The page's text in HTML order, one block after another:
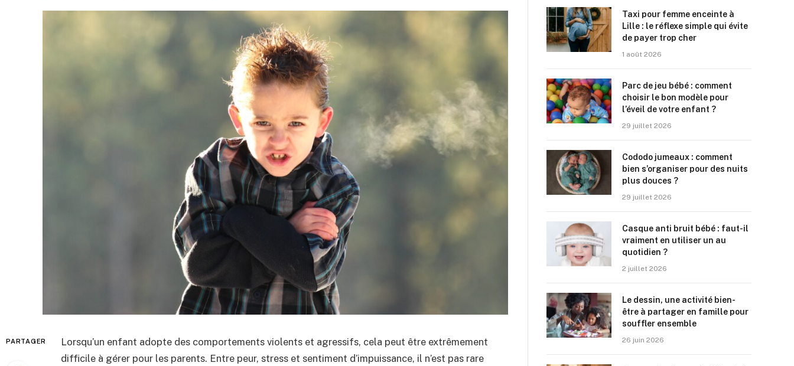
PARTAGER
Lorsqu’un enfant adopte des comportements violents et agressifs, cela peut être extrêmement
difficile à gérer pour les parents. Entre peur, stress et sentiment d’impuissance, il n’est pas rare
Taxi pour femme enceinte à
Lille : le réflexe simple qui évite
de payer trop cher
1 août 2026
Parc de jeu bébé : comment
choisir le bon modèle pour
l’éveil de votre enfant ?
29 juillet 2026
Cododo jumeaux : comment
bien s’organiser pour des nuits
plus douces ?
29 juillet 2026
Casque anti bruit bébé : faut-il
vraiment en utiliser un au
quotidien ?
2 juillet 2026
Le dessin, une activité bien-
être à partager en famille pour
souffler ensemble
26 juin 2026